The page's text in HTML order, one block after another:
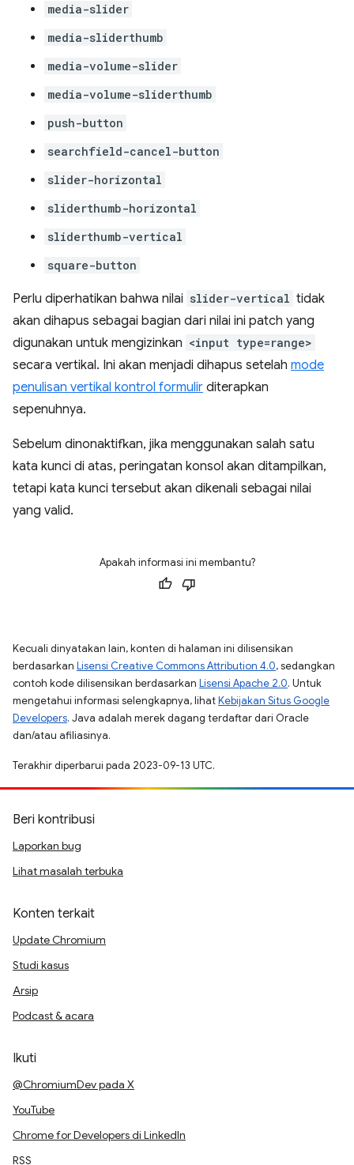
media-slider
media-sliderthumb
media-volume-slider
media-volume-sliderthumb
push-button
searchfield-cancel-button
slider-horizontal
sliderthumb-horizontal
sliderthumb-vertical
square-button
Perlu diperhatikan bahwa nilai slider-vertical tidak
akan dihapus sebagai bagian dari nilai ini patch yang
digunakan untuk mengizinkan <input type=range>
secara vertikal. Ini akan menjadi dihapus setelah mode
penulisan vertikal kontrol formulir diterapkan
sepenuhnya.
Sebelum dinonaktifkan, jika menggunakan salah satu
kata kunci di atas, peringatan konsol akan ditampilkan,
tetapi kata kunci tersebut akan dikenali sebagai nilai
yang valid.
Apakah informasi ini membantu?
Kecuali dinyatakan lain, konten di halaman ini dilisensikan
berdasarkan Lisensi Creative Commons Attribution 4.0, sedangkan
contoh kode dilisensikan berdasarkan Lisensi Apache 2.0. Untuk
mengetahui informasi selengkapnya, lihatKebijakan Situs Google
Developers. Java adalah merek dagang terdaftar dari Oracle
dan/atau afiliasinya.
Terakhir diperbarui pada 2023-09-13 UTC.
Beri kontribusi
Laporkan bug
Lihat masalah terbuka
Konten terkait
Update Chromium
Studi kasus
Arsip
Podcast & acara
Ikuti
@ChromiumDev pada X
YouTube
Chrome for Developers di LinkedIn
RSS